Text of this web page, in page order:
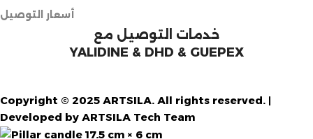
أسعار التوصيل
خدمات التوصيل مع
YALIDINE & DHD & GUEPEX
Copyright © 2025 ARTSILA. All rights reserved. |
Developed by ARTSILA Tech Team